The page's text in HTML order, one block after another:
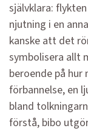
självklara:
njutning i en
kanske att det
symbolisera allt
beroende på hur
förbannelse, en
bland
förstå, bibo